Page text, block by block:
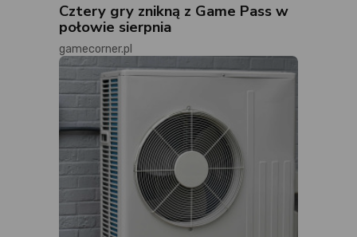
Cztery gry znikną z Game Pass w
połowie sierpnia
gamecorner.pl